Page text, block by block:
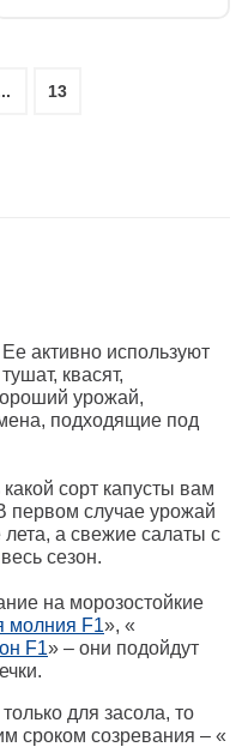
13
активно используют
квасят,
урожай,
подходящие под
сорт капусты вам
первом случае урожай
а свежие салаты с
сезон.
на морозостойкие
молния F1», «
F1» – они подойдут
для засола, то
сроком созревания – «